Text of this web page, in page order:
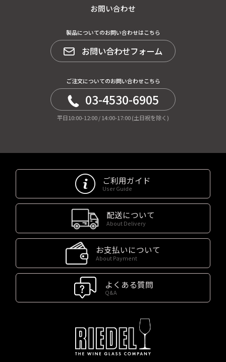
お問い合わせ
製品についてのお問い合わせはこちら
お問い合わせフォーム
ご注文についてのお問い合わせこちら
03-4530-6905
平日10:00-12:00 / 14:00-17:00 (土日祝を除く)
ご利用ガイド
User Guide
配送について
About Delivery
お支払いについて
About Payment
よくある質問
Q&A